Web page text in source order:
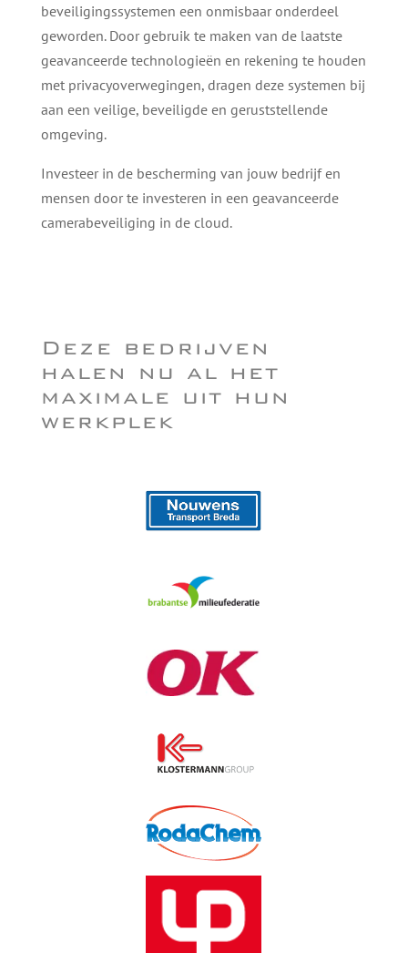
beveiligingssystemen een onmisbaar onderdeel
geworden. Door gebruik te maken van de laatste
geavanceerde technologieën en rekening te houden
met privacyoverwegingen, dragen deze systemen bij
aan een veilige, beveiligde en geruststellende
omgeving.
Investeer in de bescherming van jouw bedrijf en
mensen door te investeren in een geavanceerde
camerabeveiliging in de cloud.
Deze bedrijven
halen nu al het
maximale uit hun
werkplek